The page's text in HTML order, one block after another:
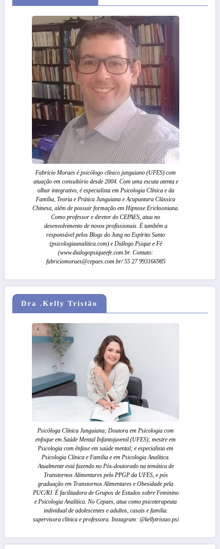
Fabrício Moraes é psicólogo clínico junguiano (UFES) com
atuação em consultório desde 2004. Com uma escuta atenta e
olhar integrativo, é especialista em Psicologia Clínica e da
Família, Teoria e Prática Junguiana e Acupuntura Clássica
Chinesa, além de possuir formação em Hipnose Ericksoniana.
Como professor e diretor do CEPAES, atua no
desenvolvimento de novos profissionais. É também a
responsável pelos Blogs do Jung no Espírito Santo
(psicologiaanalitica.com) e Diálogo Psique e Fé
(www.dialogopsiqueefe.com.br. Contato:
fabriciomoraes@cepaes.com.br/ 55 27 993166985
Dra .Kelly Tristão
Psicóloga Clínica Junguiana; Doutora em Psicologia com
enfoque em Saúde Mental Infantojuvenil (UFES); mestre em
Psicologia com ênfase em saúde mental; e especialista em
Psicologia Clínica e Familia e em Psicologia Analítica.
Atualmente está fazendo no Pós-doutorado na temática de
Transtornos Alimentares pelo PPGP da UFES, e pós
graduação em Transtornos Alimentares e Obesidade pela
PUC/RJ. É facilitadora de Grupos de Estudos sobre Feminino
e Psicologia Analítica. No Cepaes, atua como psicoterapeuta
individual de adolescentes e adultos, casais e familia.
supervisora clínica e professora. Instagram: @kellytristao.psi